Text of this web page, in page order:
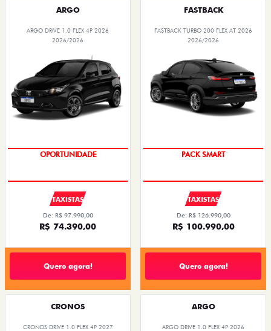
ARGO
ARGO DRIVE 1.0 FLEX 4P 2026
2026/2026
OPORTUNIDADE
TAXISTAS
De: R$ 97.990,00
R$ 74.390,00
Quero agora!
FASTBACK
FASTBACK TURBO 200 FLEX AT 2026
2026/2026
PACK SMART
TAXISTAS
De: R$ 126.990,00
R$ 100.990,00
Quero agora!
CRONOS
CRONOS DRIVE 1.0 FLEX 4P 2027
ARGO
ARGO DRIVE 1.0 FLEX 4P 2026